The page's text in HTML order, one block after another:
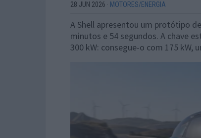
28 JUN 2026 · MOTORES/ENERGIA
A Shell apresentou um protótipo
minutos e 54 segundos. A chave
300 kW: consegue-o com 175 kW,